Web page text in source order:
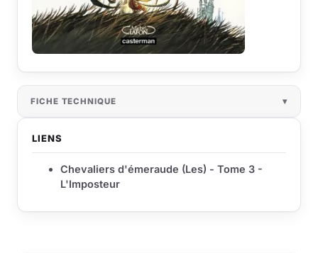
FICHE TECHNIQUE
LIENS
Chevaliers d'émeraude (Les) - Tome 3 -
L'Imposteur